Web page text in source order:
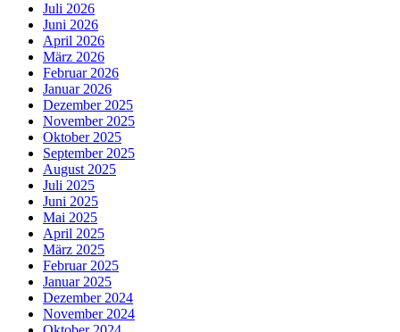
Juli 2026
Juni 2026
April 2026
März 2026
Februar 2026
Januar 2026
Dezember 2025
November 2025
Oktober 2025
September 2025
August 2025
Juli 2025
Juni 2025
Mai 2025
April 2025
März 2025
Februar 2025
Januar 2025
Dezember 2024
November 2024